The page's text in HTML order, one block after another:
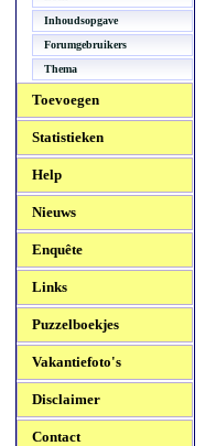
Inhoudsopgave
Forumgebruikers
Thema
Toevoegen
Statistieken
Help
Nieuws
Enquête
Links
Puzzelboekjes
Vakantiefoto's
Disclaimer
Contact